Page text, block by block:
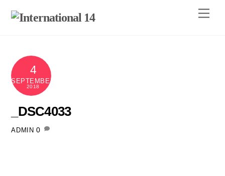
4
SEPTEMBER
2018
_DSC4033
ADMIN 0